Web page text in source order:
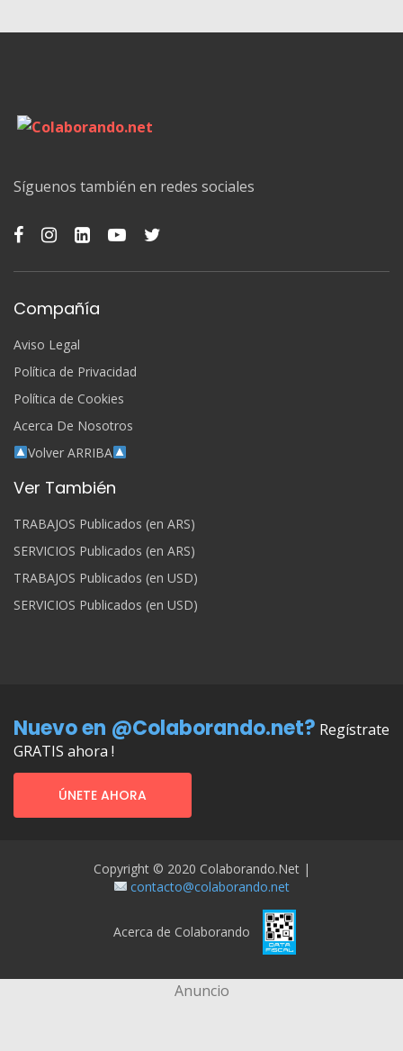
Síguenos también en redes sociales
Compañía
Aviso Legal
Política de Privacidad
Política de Cookies
Acerca De Nosotros
Volver ARRIBA
Ver También
TRABAJOS Publicados (en ARS)
SERVICIOS Publicados (en ARS)
TRABAJOS Publicados (en USD)
SERVICIOS Publicados (en USD)
Nuevo en @Colaborando.net? Regístrate
GRATIS ahora !
ÚNETE AHORA
Copyright © 2020 Colaborando.net |
contacto@colaborando.net
Acerca de Colaborando
Anuncio